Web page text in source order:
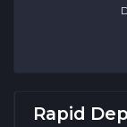
Rapid